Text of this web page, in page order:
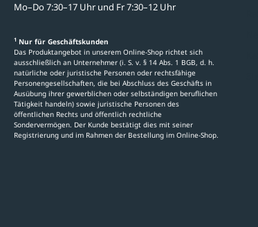
Mo–Do 7:30–17 Uhr und Fr 7:30–12 Uhr
1 Nur für Geschäftskunden
Das Produktangebot in unserem Online-Shop richtet sich
ausschließlich an Unternehmer (i. S. v. § 14 Abs. 1 BGB, d. h.
natürliche oder juristische Personen oder rechtsfähige
Personengesellschaften, die bei Abschluss des Geschäfts in
Ausübung ihrer gewerblichen oder selbständigen beruflichen
Tätigkeit handeln) sowie juristische Personen des
öffentlichen Rechts und öffentlich rechtliche
Sondervermögen. Der Kunde bestätigt dies mit seiner
Registrierung und im Rahmen der Bestellung im Online-Shop.